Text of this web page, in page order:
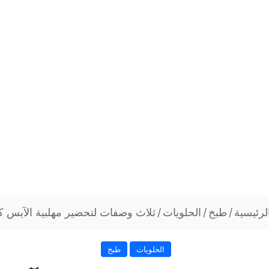
/ طبخ/ الحلويات/ثلاث وصفات لتحضير مهلبية الآيس
الحلويات طبخ